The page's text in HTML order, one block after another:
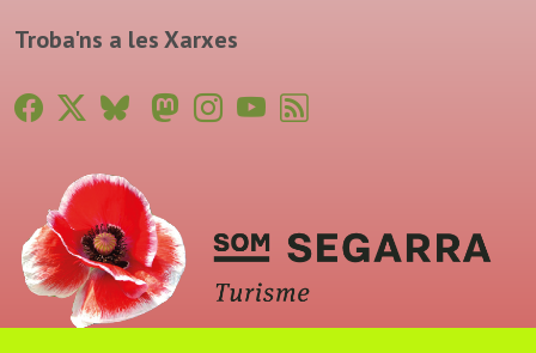
Troba'ns a les Xarxes